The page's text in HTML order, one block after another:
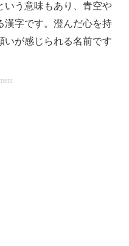
う意味もあり、青空や
漢字です。澄んだ心を持
いが感じられる名前です